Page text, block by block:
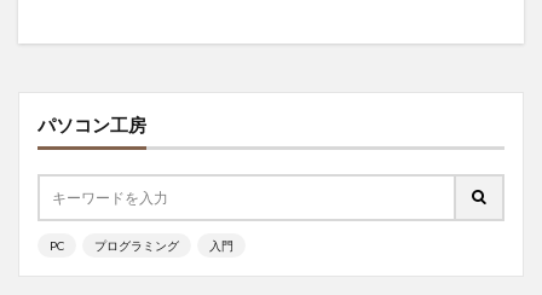
パソコン工房
PC プログラミング 入門